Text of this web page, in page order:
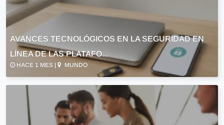
AVANCES TECNOLÓGICOS EN LA SEGURIDAD EN
LÍNEA DE LAS PLATAFO...
HACE 1 MES | MUNDO